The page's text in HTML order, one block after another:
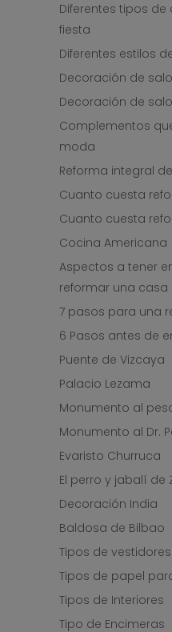
Diferentes tipos
fiesta
Diferentes estilos
Decoración de
Decoración de
Complementos
moda
Reforma integral
Cuanto cuesta
Cuanto cuesta
Cocina Americana
Aspectos a tener
reformar una casa
7 pasos para una
6 Pasos antes de
Puente de Vizcaya
Palacio Lezama
Monumento al
Monumento al Dr.
Evaristo Churruca
El perro y jabalí de
Decoración India
Baldosa de Bilbao
Tipos de vestidores
Tipos de papel
Tipos de Interiores
Tipo de Encimeras